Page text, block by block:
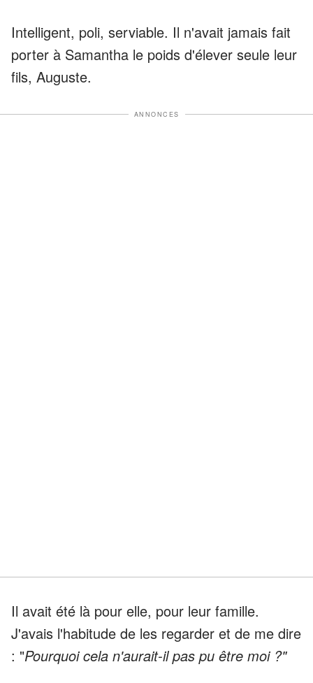
Intelligent, poli, serviable. Il n'avait jamais fait
porter à Samantha le poids d'élever seule leur
fils, Auguste.
ANNONCES
Il avait été là pour elle, pour leur famille.
J'avais l'habitude de les regarder et de me dire
: "Pourquoi cela n'aurait-il pas pu être moi ?"